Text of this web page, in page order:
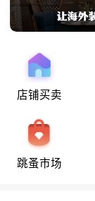
店铺买卖
跳蚤市场